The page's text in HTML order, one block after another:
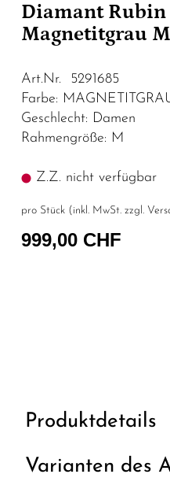
Diamant
Magnetitgrau
Art.Nr. 5291685
Farbe:
Geschlecht: Damen
Rahmengröße: M
Z.Z. nicht verfügbar
pro Stück (inkl. MwSt. zzgl.
999,00 CHF
Produktdetails
Varianten des